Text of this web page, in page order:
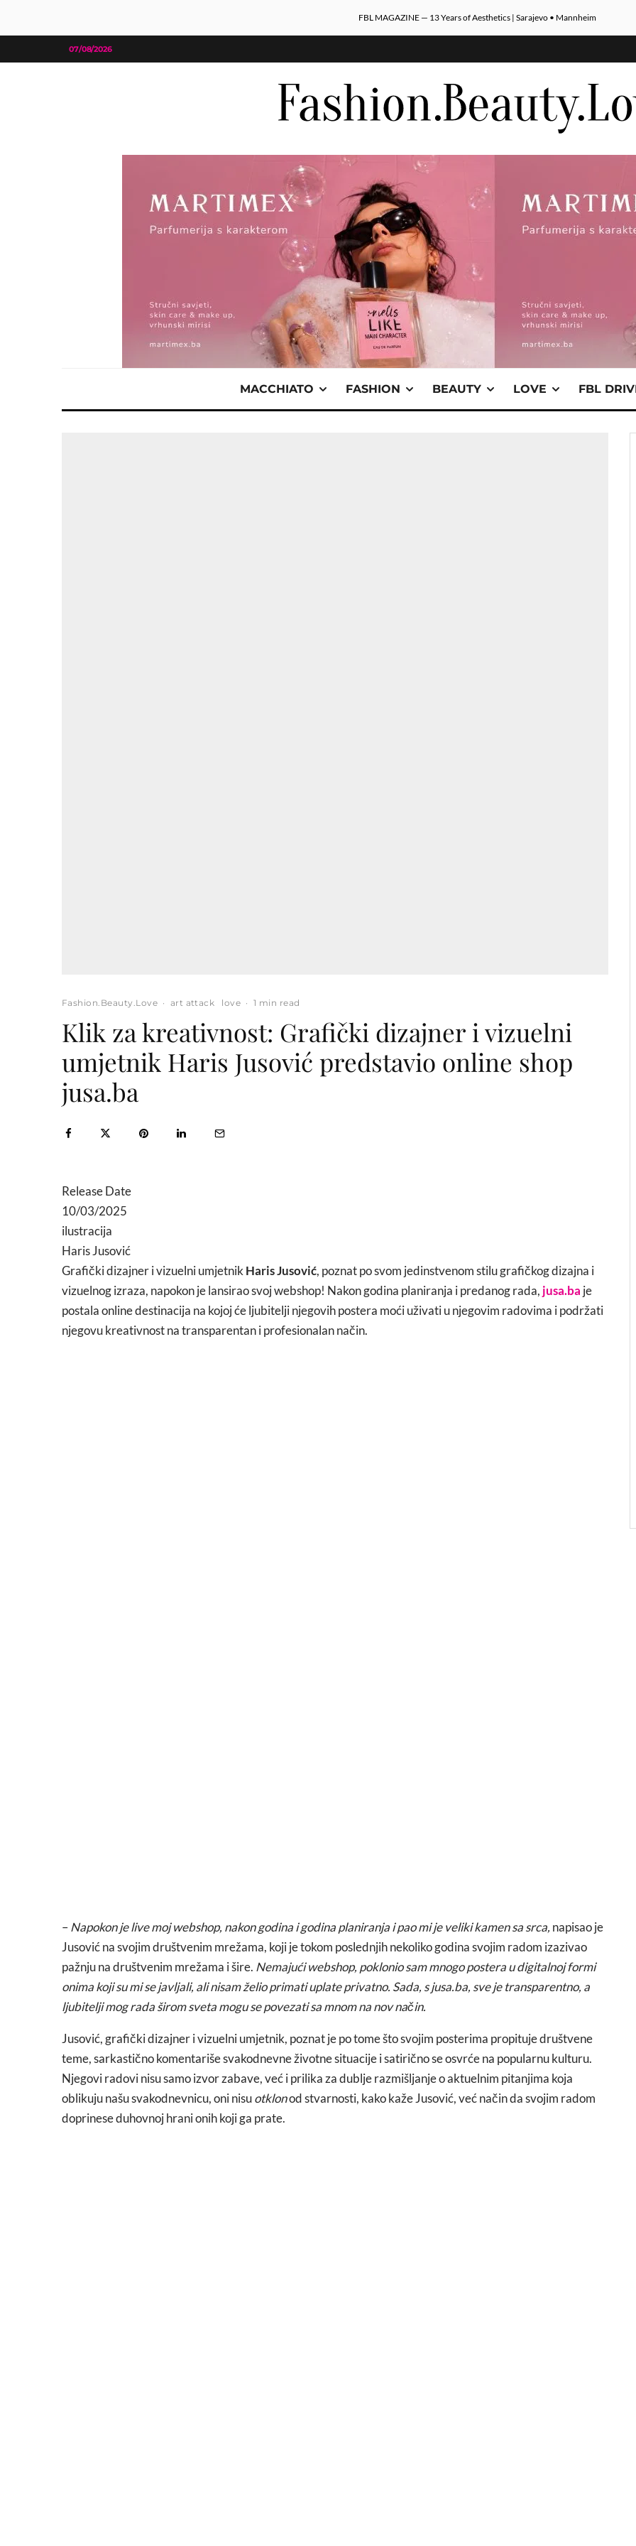
FBL MAGAZINE — 13 Years of Aesthetics | Sarajevo • Mannheim
07/08/2026
MACCHIATO FASHION BEAUTY LOVE FBL
Fashion.Beauty.Love · art attack love · 1 min read
Klik za kreativnost: Grafički dizajner i vizuelni
umjetnik Haris Jusović predstavio online shop
jusa.ba
Release Date
10/03/2025
ilustracija
Haris Jusović
Grafički dizajner i vizuelni umjetnikHaris Jusović, poznat po svom jedinstvenom stilu grafičkog dizajna i
vizuelnog izraza, napokon je lansirao svoj webshop! Nakon godina planiranja i predanog rada, jusa.ba je
postala online destinacija na kojoj će ljubitelji njegovih postera moći uživati u njegovim radovima i podržati
njegovu kreativnost na transparentan i profesionalan način.
–Napokon je live moj webshop, nakon godina i godina planiranja i pao mi je veliki kamen sa srca, napisao je
Jusović na svojim društvenim mrežama, koji je tokom poslednjih nekoliko godina svojim radom izazivao
pažnju na društvenim mrežama i šire. Nemajući webshop, poklonio sam mnogo postera u digitalnoj formi
onima koji su mi se javljali, ali nisam želio primati uplate privatno. Sada, s jusa.ba, sve je transparentno, a
ljubitelji mog rada širom sveta mogu se povezati sa mnom na nov način.
Jusović, grafički dizajner i vizuelni umjetnik, poznat je po tome što svojim posterima propituje društvene
teme, sarkastično komentariše svakodnevne životne situacije i satirično se osvrće na popularnu kulturu.
Njegovi radovi nisu samo izvor zabave, već i prilika za dublje razmišljanje o aktuelnim pitanjima koja
oblikuju našu svakodnevnicu, oni nisuotklonod stvarnosti, kako kaže Jusović, već način da svojim radom
doprinese duhovnoj hrani onih koji ga prate.